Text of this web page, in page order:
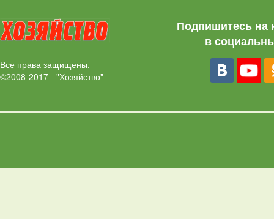
Все права защищены.
©2008-2017 - "Хозяйство"
Подпишитесь на
в